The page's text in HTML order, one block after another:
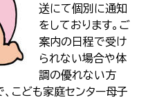
送にて個別に通知
をしております。ご
案内の日程で受け
られない場合や体
調の優れない方
こども家庭センター母子